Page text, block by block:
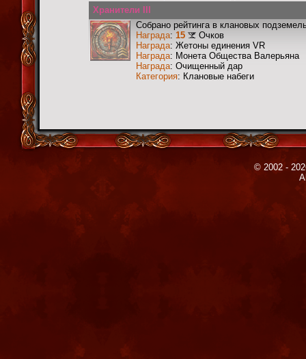
Хранители III
Собрано рейтинга в клановых
Награда: 15
Очков
Награда: Жетоны единения VR
Награда: Монета Общества Валерьяна
Награда: Очищенный дар
Категория: Клановые набеги
© 2002 -